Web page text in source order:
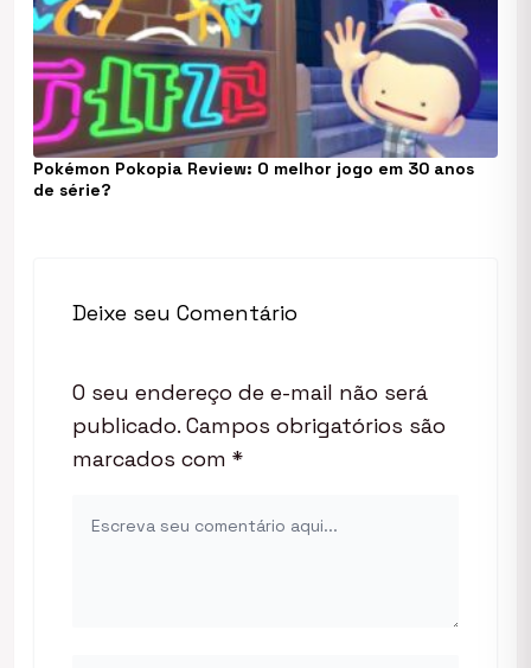
Pokémon Pokopia Review: O melhor jogo em 30 anos
de série?
Deixe seu Comentário
O seu endereço de e-mail não será
publicado. Campos obrigatórios são
marcados com *